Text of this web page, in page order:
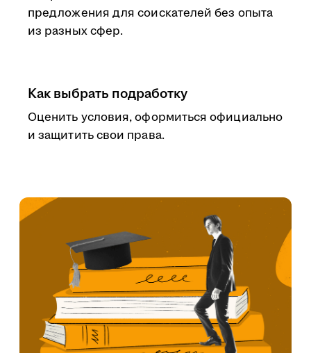
предложения для соискателей без опыта
из разных сфер.
Как выбрать подработку
Оценить условия, оформиться официально
и защитить свои права.